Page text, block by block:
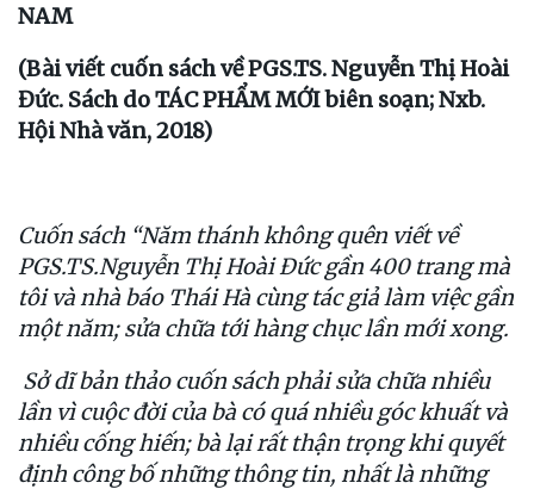
NAM
(Bài viết cuốn sách về PGS.TS. Nguyễn Thị Hoài
Đức. Sách do TÁC PHẨM MỚI biên soạn; Nxb.
Hội Nhà văn, 2018)
Cuốn sách “Năm thánh không quên viết về
PGS.TS.Nguyễn Thị Hoài Đức gần 400 trang mà
tôi và nhà báo Thái Hà cùng tác giả làm việc gần
một năm; sửa chữa tới hàng chục lần mới xong.
Sở dĩ bản thảo cuốn sách phải sửa chữa nhiều
lần vì cuộc đời của bà có quá nhiều góc khuất và
nhiều cống hiến; bà lại rất thận trọng khi quyết
định công bố những thông tin, nhất là những